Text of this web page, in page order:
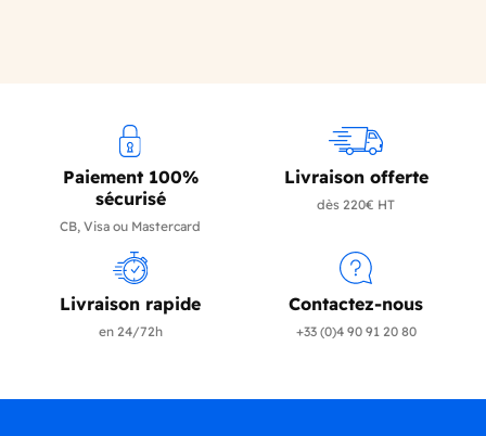
Paiement 100%
sécurisé
CB, Visa ou Mastercard
Livraison offerte
dès 220€ HT
Livraison rapide
en 24/72h
Contactez-nous
+33 (0)4 90 91 20 80